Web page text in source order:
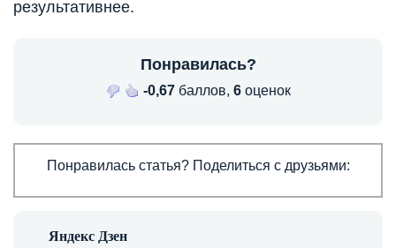
результативнее.
Понравилась?
-0,67баллов, 6оценок
Понравилась статья? Поделиться с друзьями: